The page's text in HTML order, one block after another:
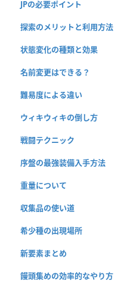
JPの必要ポイント
探索のメリットと利用方法
状態変化の種類と効果
名前変更はできる？
難易度による違い
ウィキウィキの倒し方
戦闘テクニック
序盤の最強装備入手方法
重量について
収集品の使い道
希少種の出現場所
新要素まとめ
饅頭集めの効率的なやり方